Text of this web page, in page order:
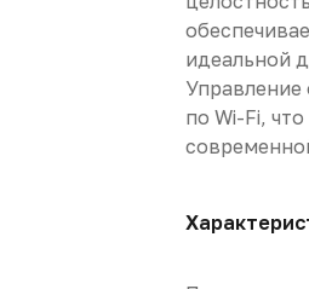
идеальной
Управление
по Wi-Fi,